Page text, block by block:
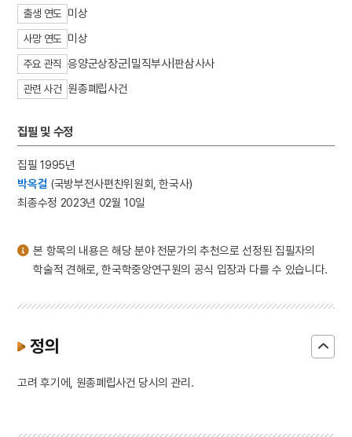
2
3 뱀
4 낙화유수
5 조바위
8
9 데릴사위
10 무명
출생 연도 미상
사망 연도 미상
주요 관직 응양군상장군|밀직부사|판삼사사
관련 사건 원종폐립사건
집필 및 수정
집필 1995년
박옥걸 (국방부전사편찬위원회, 한국사)
최종수정 2023년 02월 10일
본 항목의 내용은 해당 분야 전문가의 추천으로 선정된 집필자의
학술적 견해로, 한국학중앙연구원의 공식 입장과 다를 수 있습니다.
정의
고려 후기에, 원종폐립사건 당시의 관리.